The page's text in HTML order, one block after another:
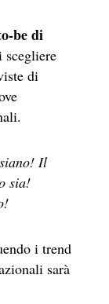
be di
scegliere
di
Il
sia!
i trend
sarà